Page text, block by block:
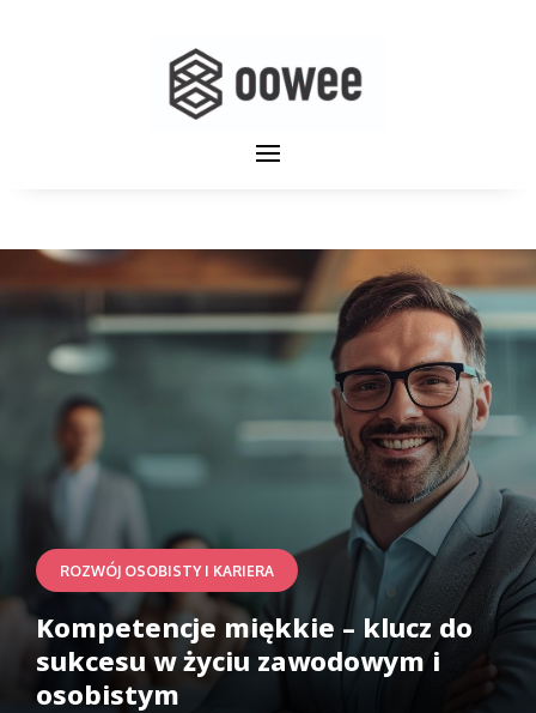
ROZWÓJ OSOBISTY I KARIERA
Kompetencje miękkie – klucz do
sukcesu w życiu zawodowym i
osobistym